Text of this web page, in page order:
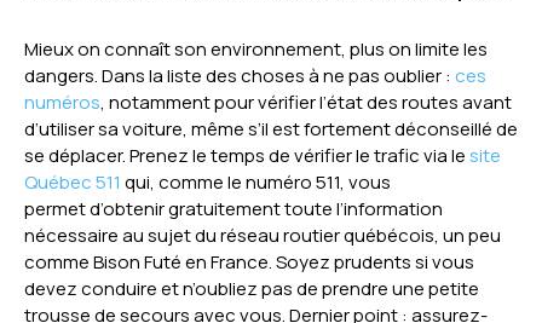
Mieux on connaît son environnement, plus on limite les
dangers. Dans la liste des choses à ne pas oublier : ces
numéros, notamment pour vérifier l’état des routes avant
d’utiliser sa voiture, même s’il est fortement déconseillé de
se déplacer. Prenez le temps de vérifier le trafic via lesite
Québec 511 qui, comme le numéro 511, vous
permet d’obtenir gratuitement toute l’information
nécessaire au sujet du réseau routier québécois, un peu
comme Bison Futé en France. Soyez prudents si vous
devez conduire et n’oubliez pas de prendre une petite
trousse de secours avec vous. Dernier point : assurez-